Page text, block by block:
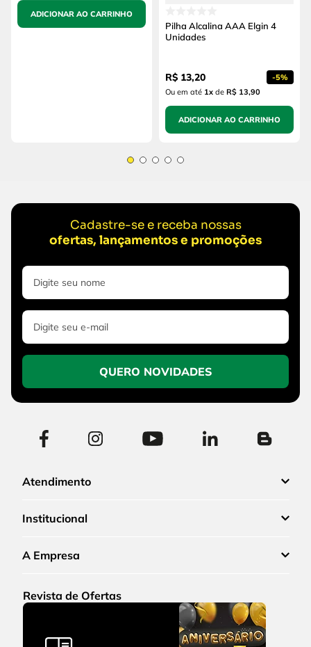
ADICIONAR AO CARRINHO
Pilha Alcalina AAA Elgin 4
Unidades
R$ 13,20 -5%
Ou em até 1x de R$ 13,90
ADICIONAR AO CARRINHO
Cadastre-se e receba nossas
ofertas, lançamentos e promoções
QUERO NOVIDADES
Atendimento
Institucional
A Empresa
Revista de Ofertas